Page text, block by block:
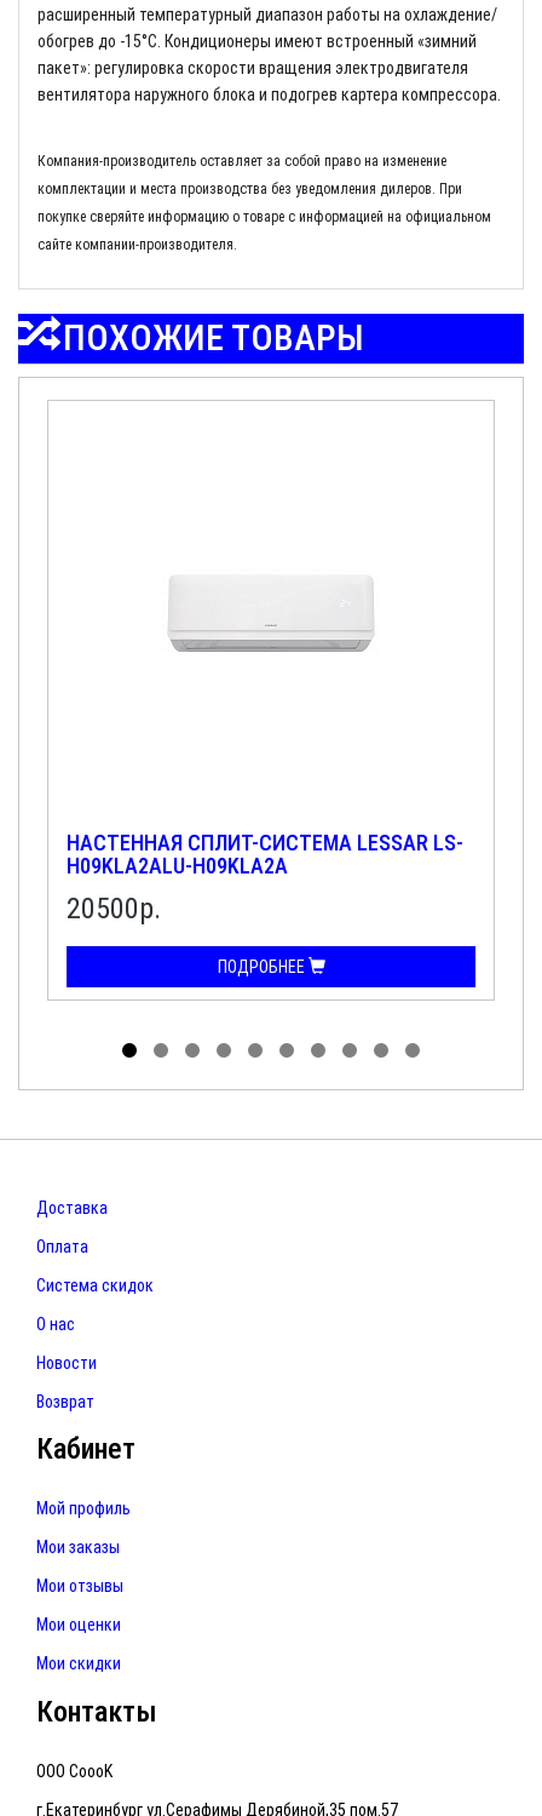
расширенный температурный диапазон работы на охлаждение/
обогрев до -15°С. Кондиционеры имеют встроенный «зимний
пакет»: регулировка скорости вращения электродвигателя
вентилятора наружного блока и подогрев картера компрессора.
Компания-производитель оставляет за собой право на изменение
комплектации и места производства без уведомления дилеров. При
покупке сверяйте информацию о товаре с информацией на официальном
сайте компании-производителя.
ПОХОЖИЕ ТОВАРЫ
НАСТЕННАЯ СПЛИТ-СИСТЕМА LESSAR LS-
H09KLA2ALU-H09KLA2A
20500р.
ПОДРОБНЕЕ
Доставка
Оплата
Система скидок
О нас
Новости
Возврат
Кабинет
Мой профиль
Мои заказы
Мои отзывы
Мои оценки
Мои скидки
Контакты
ООО CoooK
г.Екатеринбург ул.Серафимы Дерябиной,35 пом.57